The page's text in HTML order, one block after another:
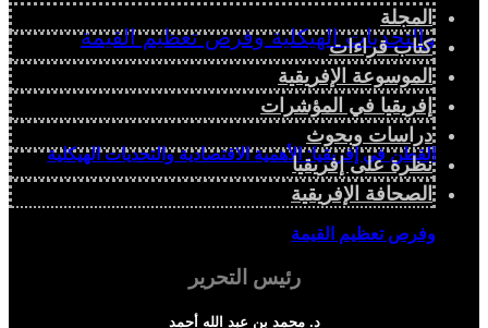
القطن في إفريقيا: الأهمية الاقتصادية والتحديات الهيكلية
وفرص تعظيم القيمة
المجلة
كتاب قراءات
الموسوعة الإفريقية
إفريقيا في المؤشرات
دراسات وبحوث
نظرة على إفريقيا
الصحافة الإفريقية
رئيس التحرير
د. محمد بن عبد الله أحمد